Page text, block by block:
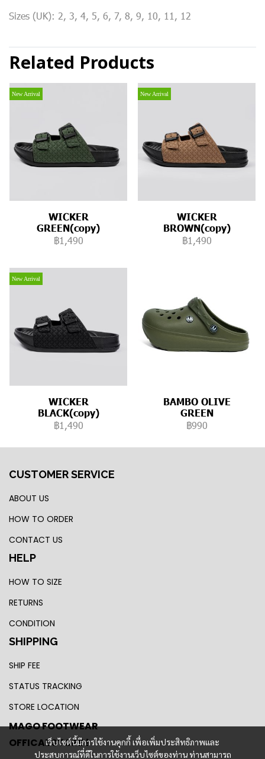
Sizes (UK): 2, 3, 4, 5, 6, 7, 8, 9, 10, 11, 12
Related Products
New Arrival
WICKER
GREEN(copy)
฿1,490
New Arrival
WICKER
BROWN(copy)
฿1,490
New Arrival
WICKER
BLACK(copy)
฿1,490
BAMBO OLIVE
GREEN
฿990
เว็บไซต์นี้มีการใช้งานคุกกี้ เพื่อเพิ่มประสิทธิภาพและ
ประสบการณ์ที่ดีในการใช้งานเว็บไซต์ของท่าน ท่านสามารถ
CUSTOMER SERVICE
ABOUT US
HOW TO ORDER
CONTACT US
HELP
HOW TO SIZE
RETURNS
CONDITION
SHIPPING
SHIP FEE
STATUS TRACKING
STORE LOCATION
MAGO FOOTWEAR
OFFICAL STORE !